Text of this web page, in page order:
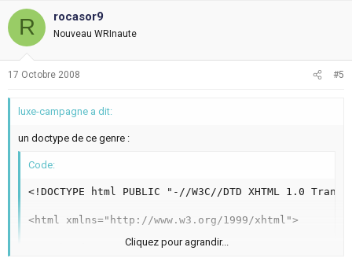
R rocasor9
Nouveau WRInaute
17 Octobre 2008 #5
luxe-campagne a dit:
un doctype de ce genre :
Code:
<!DOCTYPE html PUBLIC "-//W3C//DTD XHTML 1.0
<html xmlns="http://www.w3.org/1999/xhtml">
Cliquez pour agrandir...